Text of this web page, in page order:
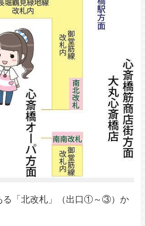
る「北改札」（出口①～③）か